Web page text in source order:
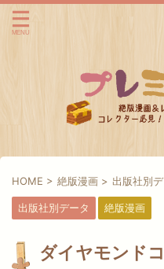
HOME > 絶版漫画 > 出版社別
出版社別データ 絶版漫画
ダイヤモンド